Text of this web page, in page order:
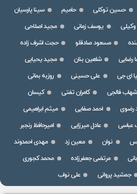
حسین توکلی حامیم
سینا پارسیان
وکیلی یوسف زمانی
مجید اصلاحی
مسعود صادقلو
حجت اشرف زاده
رضایی شاهین بنان
مجید یحیایی
ای جی علی حسینی
روزبه بمانی
شهاب فالجی کامران تفتی
کیسان
رضوی احمد صفایی
میثم ابراهیمی
عباسی عادل میرزایی
امیرحافظ رنجبر
نوان معین زد
مهدی احمدوند
مرتضی جعفرزاده
محمد کجوری
جمشید پروانی علی نواب